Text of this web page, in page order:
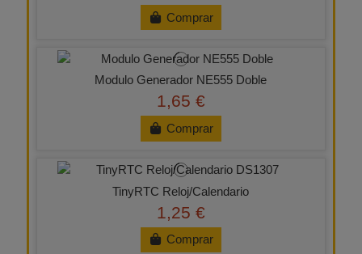
Comprar
Modulo Generador NE555 Doble
1,65 €
Comprar
TinyRTC Reloj/Calendario
1,25 €
Comprar